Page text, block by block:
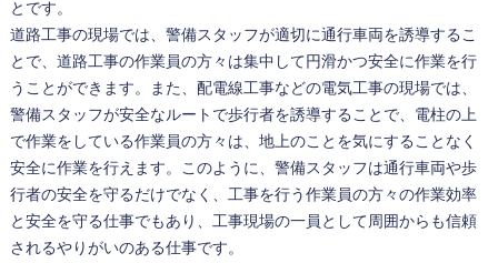
とです。
道路工事の現場では、警備スタッフが適切に通行車両を誘導するこ
とで、道路工事の作業員の方々は集中して円滑かつ安全に作業を行
うことができます。また、配電線工事などの電気工事の現場では、
警備スタッフが安全なルートで歩行者を誘導することで、電柱の上
で作業をしている作業員の方々は、地上のことを気にすることなく
安全に作業を行えます。このように、警備スタッフは通行車両や歩
行者の安全を守るだけでなく、工事を行う作業員の方々の作業効率
と安全を守る仕事でもあり、工事現場の一員として周囲からも信頼
されるやりがいのある仕事です。